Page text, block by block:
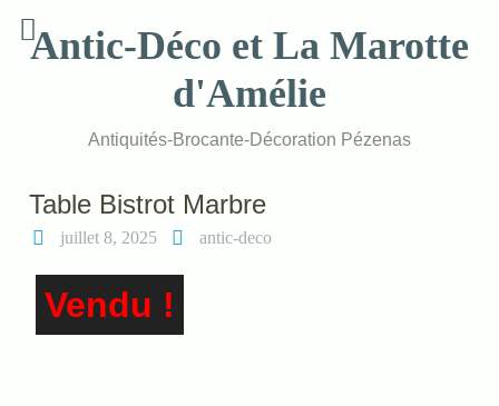
contentAntic-Déco et La Marotte
d'Amélie
Antiquités-Brocante-Décoration Pézenas
Table Bistrot Marbre
juillet 8, 2025 antic-deco
Vendu !